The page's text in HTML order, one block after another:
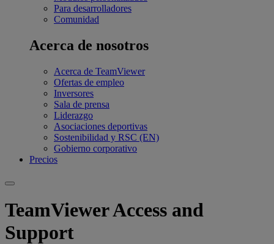
Para desarrolladores
Comunidad
Acerca de nosotros
Acerca de TeamViewer
Ofertas de empleo
Inversores
Sala de prensa
Liderazgo
Asociaciones deportivas
Sostenibilidad y RSC (EN)
Gobierno corporativo
Precios
TeamViewer Access and
Support